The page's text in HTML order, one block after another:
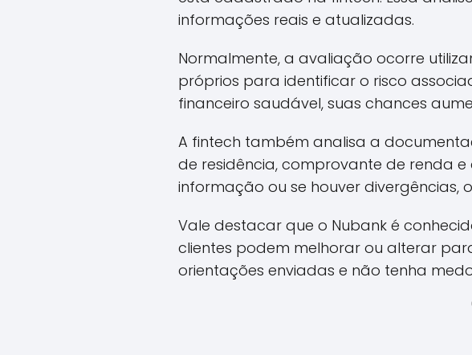
informações reais e atualizadas.
Normalmente, a avaliação ocorre
próprios para identificar o risco
financeiro saudável, suas chances
A fintech também analisa a
de residência, comprovante de renda
informação ou se houver
Vale destacar que o Nubank é
clientes podem melhorar ou alterar
orientações enviadas e não tenha